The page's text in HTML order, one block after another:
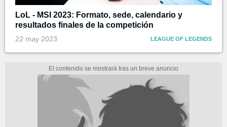
LoL - MSI 2023: Formato, sede, calendario y
resultados finales de la competición
22 may 2023 LEAGUE OF LEGENDS